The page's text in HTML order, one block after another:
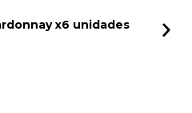
x6 unidades